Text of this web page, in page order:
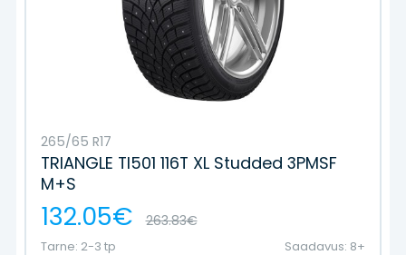
265/65 R17
TRIANGLE TI501 116T XL Studded 3PMSF
M+S
132.05€ 263.83€
Tarne: 2-3 tp Saadavus: 8+